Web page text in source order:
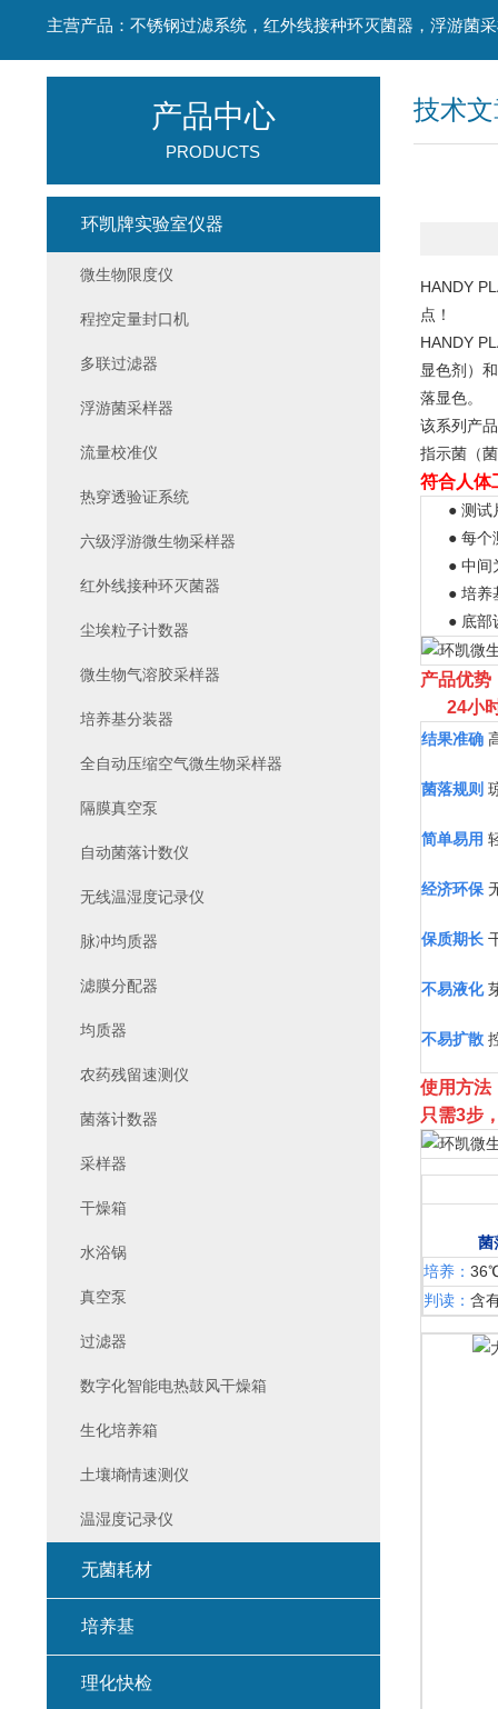
技术
HANDY
点！
HANDY
显色剂）
落显色。
该系列产
指示菌（
符合人体
● 测试片
● 每个测
● 中间为
● 培养基
● 底部设
产品优势
24小时
结果准确
菌落规则
简单易⽤
经济环保
保质期⻓
不易液化
不易扩散
使用方法
只需3步
菌
培养：
判读： 含
产品中心
PRODUCTS
环凯牌实验室仪器
微生物限度仪
程控定量封口机
多联过滤器
浮游菌采样器
流量校准仪
热穿透验证系统
六级浮游微生物采样器
红外线接种环灭菌器
尘埃粒子计数器
微生物气溶胶采样器
培养基分装器
全自动压缩空气微生物采样器
隔膜真空泵
自动菌落计数仪
无线温湿度记录仪
脉冲均质器
滤膜分配器
均质器
农药残留速测仪
菌落计数器
采样器
干燥箱
水浴锅
真空泵
过滤器
数字化智能电热鼓风干燥箱
生化培养箱
土壤墒情速测仪
温湿度记录仪
无菌耗材
培养基
理化快检